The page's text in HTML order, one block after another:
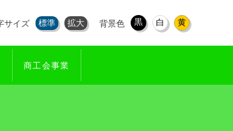
サイズ 標準 拡大 背景色 黒 白 黄
商工会事業